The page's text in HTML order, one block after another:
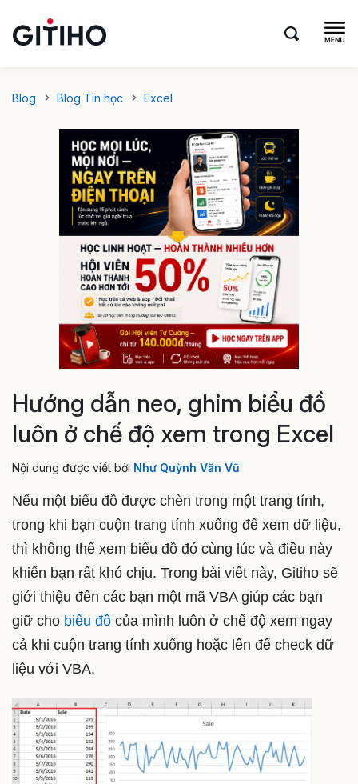
Blog Blog Tin học Excel
Hướng dẫn neo, ghim biểu đồ
luôn ở chế độ xem trong Excel
Nội dung được viết bởi Như Quỳnh Văn Vũ
Nếu một biểu đồ được chèn trong một trang tính,
trong khi bạn cuộn trang tính xuống để xem dữ liệu,
thì không thể xem biểu đồ đó cùng lúc và điều này
khiến bạn rất khó chịu. Trong bài viết này, Gitiho sẽ
giới thiệu đến các bạn một mã VBA giúp các bạn
giữ cho biểu đồ của mình luôn ở chế độ xem ngay
cả khi cuộn trang tính xuống hoặc lên để check dữ
liệu với VBA.